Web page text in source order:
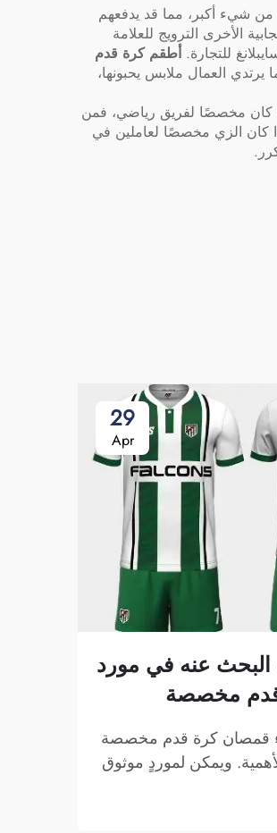
من شيء أكبر، مما قد يدفعهم
الأخرى الترويج للعلامة
للتجارة.أطقم كرة قدم
العمال ملابس يحبونها،
كان مخصصًا لفريق رياضي، فمن
كان الزي مخصصًا لعاملين في
29
Apr
عنه في مورد
مخصصة
قمصان كرة قدم مخصصة
ويمكن لموردٍ موثوق
كانت هذه القمصان لفريقك